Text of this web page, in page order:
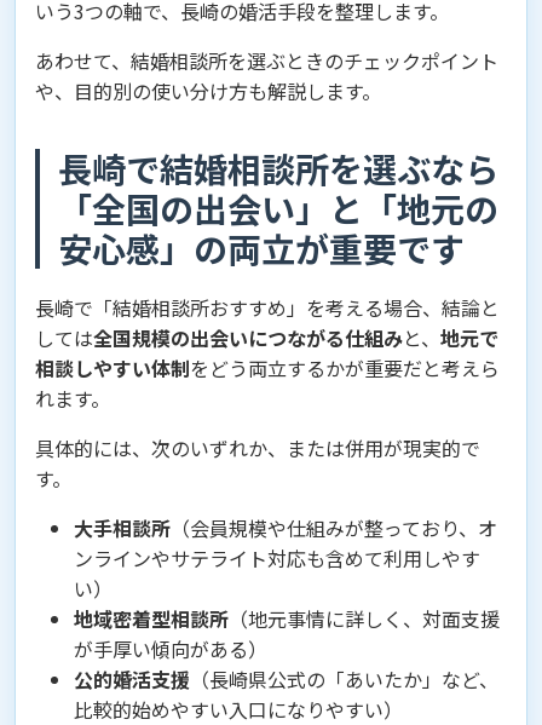
いう3つの軸で、長崎の婚活手段を整理します。
あわせて、結婚相談所を選ぶときのチェックポイント
や、目的別の使い分け方も解説します。
長崎で結婚相談所を選ぶなら
「全国の出会い」と「地元の
安心感」の両立が重要です
長崎で「結婚相談所おすすめ」を考える場合、結論と
しては全国規模の出会いにつながる仕組みと、 地元で
相談しやすい体制をどう両立するかが重要だと考えら
れます。
具体的には、次のいずれか、または併用が現実的で
す。
大手相談所 （会員規模や仕組みが整っており、オ
ンラインやサテライト対応も含めて利用しやす
い）
地域密着型相談所 （地元事情に詳しく、対面支援
が手厚い傾向がある）
公的婚活支援 （長崎県公式の「あいたか」など、
比較的始めやすい入口になりやすい）